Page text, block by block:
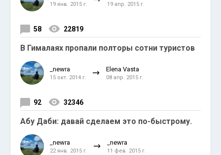
19 янв. 2015 г. 19 апр. 2015 г.
58 22819
В Гималаях пропали полторы сотни туристов
_newra
15 окт. 2014 г.
Elena Vasta
08 апр. 2015 г.
92 32346
Абу Даби: давай сделаем это по-быстрому.
_newra
22 янв. 2015 г.
_newra
11 фев. 2015 г.